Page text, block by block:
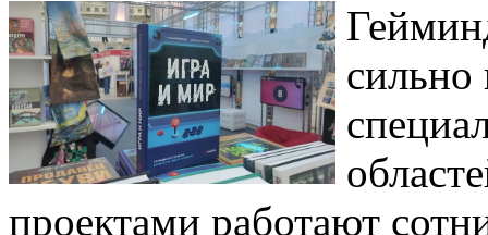
сильно
проектами работают